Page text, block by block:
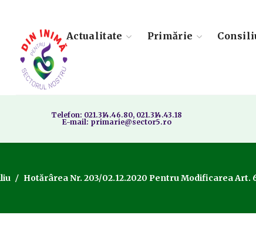
Actualitate Primărie
Telefon: 021.314.46.80, 021.314.43.18
E-mail: primarie@sector5.ro
Hotărârea Nr. 203/02.12.2020 Pentru Modificarea Art.